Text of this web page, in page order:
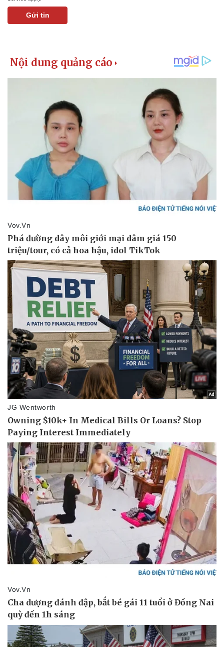
Pháp luật
Vụ án
Tin nóng
Tư vấn luật
Quân sự - Quốc phòng
Vũ khí
Việt Nam
Phân tích
Gửi tin